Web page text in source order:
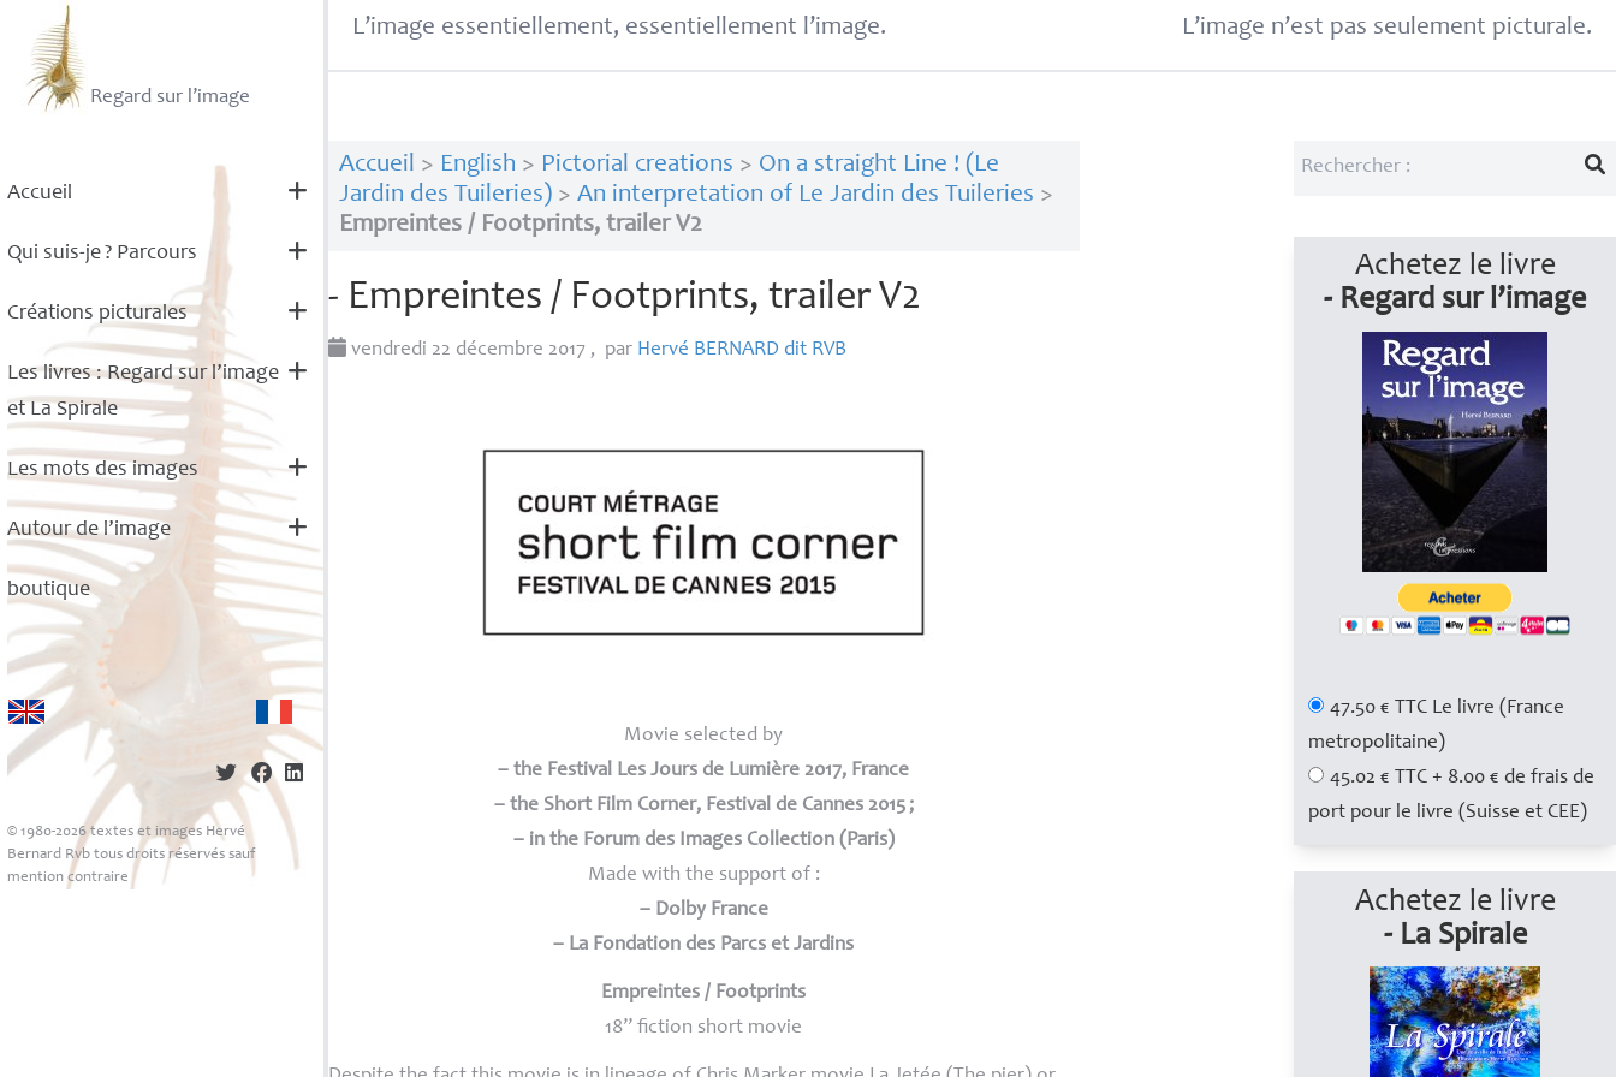
Regard sur l’image
Accueil
Qui suis-je? Parcours
Créations picturales
Les livres : Regard sur l’image
et La Spirale
Les mots des images
Autour de l’image
boutique
© 1980-2026 textes et images Hervé
Bernard Rvb tous droits réservés sauf
mention contraire
L’image essentiellement, essentiellement l’image. L’image n’est pas seulement picturale.
Accueil > English > Pictorial creations > On a straight Line ! (Le
Jardin des Tuileries)> An interpretation of Le Jardin des Tuileries >
Empreintes / Footprints, trailer V2
- Empreintes / Footprints, trailer V2
vendredi 22 décembre 2017 , par Hervé BERNARD dit RVB
Movie selected by
– the Festival Les Jours de Lumière 2017, France
–the Short Film Corner, Festival de Cannes 2015 ;
–in the Forum des Images Collection (Paris)
Made with the support of :
– Dolby France
– La Fondation des Parcs et Jardins
Empreintes / Footprints
18’’ fiction short movie
Achetez le livre
- Regard sur l’image
47.50 € TTC Le livre (France
metropolitaine)
45.02 € TTC + 8.00 € de frais de
port pour le livre (Suisse et CEE)
Achetez le livre
- La Spirale